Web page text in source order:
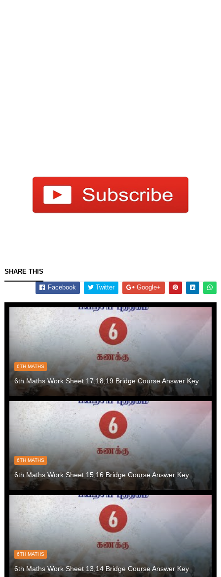
SHARE THIS
Facebook Twitter Google+
6TH MATHS
6th Maths Work Sheet 17,18,19 Bridge Course Answer Key
6TH MATHS
6th Maths Work Sheet 15,16 Bridge Course Answer Key
6TH MATHS
6th Maths Work Sheet 13,14 Bridge Course Answer Key